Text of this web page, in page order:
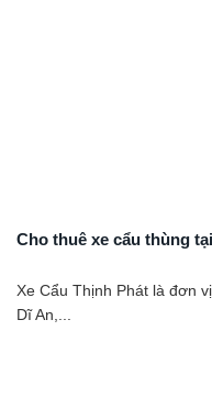
Cho thuê xe cẩu thùng
Xe Cẩu Thịnh Phát là đơn
Dĩ An,...